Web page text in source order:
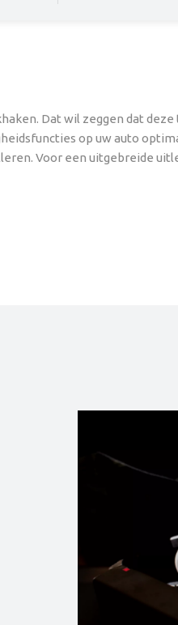
Dat wil zeggen dat
op uw auto
Voor een uitgebreide